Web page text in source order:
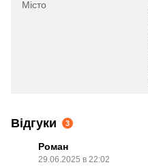
Місто
Відгуки 3
Роман
29.06.2025 в 22:02